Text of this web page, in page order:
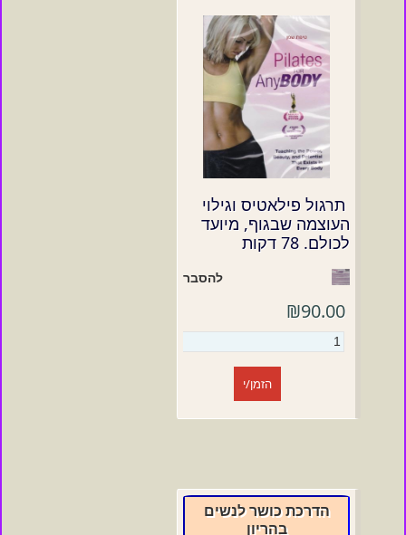
תרגול פילאטיס וגילוי
העוצמה שבגוף, מיועד
לכולם. 78 דקות
להסבר
₪90.00
הזמן/י
הדרכת כושר לנשים
בהריון